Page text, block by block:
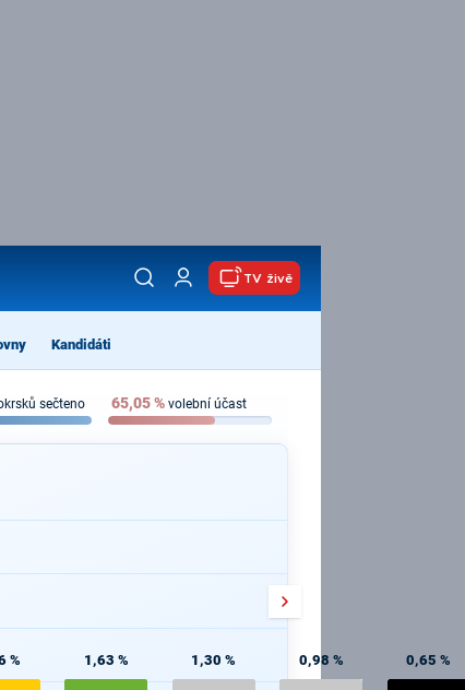
TV živě
Kandidáti
sečteno 65,05% volební účast
% 1,63 % 1,30 % 0,98 % 0,65 %